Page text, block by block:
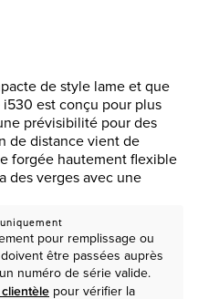
de style lame et que
est conçu pour plus
prévisibilité pour des
de distance vient de
forgée hautement flexible
des verges avec une
pour remplissage ou
être passées auprès
numéro de série valide.
pour vérifier la